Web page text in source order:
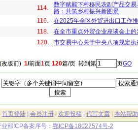
114.
数字赋能下村移民农副产品交
路：共筑乡村振兴新图景
116.
在2025年全区外贸进出口工作
118.
在全市重点外贸企业座谈会上的
120. 市交易中心关于中央八项规定
(改版前) 1/前面1页 120篇/页 转到第 页GO
首页登陆| 会员注册| 欢迎投稿 代写文章| 本站帮助
部ICP备案序号： 鄂ICP备18027574号-2